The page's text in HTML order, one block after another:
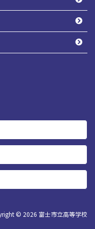
© 2026 富士市立高等学校